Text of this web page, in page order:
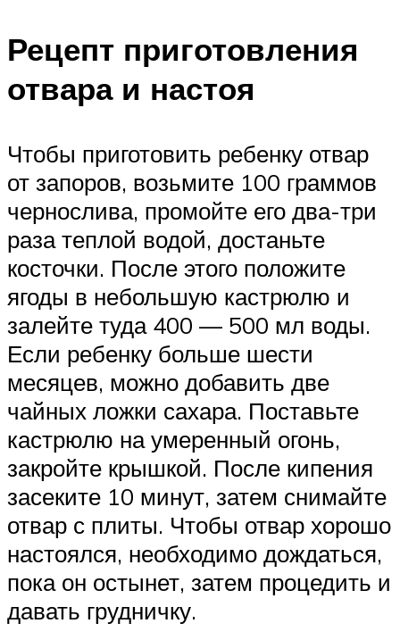
Рецепт приготовления
отвара и настоя
Чтобы приготовить ребенку отвар
от запоров, возьмите 100 граммов
чернослива, промойте его два-три
раза теплой водой, достаньте
косточки. После этого положите
ягоды в небольшую кастрюлю и
залейте туда 400 — 500 мл воды.
Если ребенку больше шести
месяцев, можно добавить две
чайных ложки сахара. Поставьте
кастрюлю на умеренный огонь,
закройте крышкой. После кипения
засеките 10 минут, затем снимайте
отвар с плиты. Чтобы отвар хорошо
настоялся, необходимо дождаться,
пока он остынет, затем процедить и
давать грудничку.